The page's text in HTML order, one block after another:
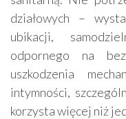
działowych –
ubikacji,
odpornego na
uszkodzenia
intymności,
korzysta więcej niż